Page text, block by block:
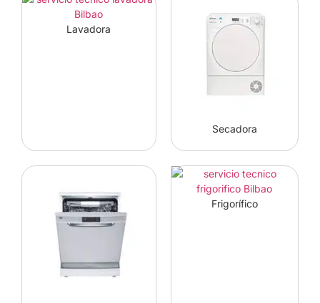
Lavadora
Secadora
Frigorífico